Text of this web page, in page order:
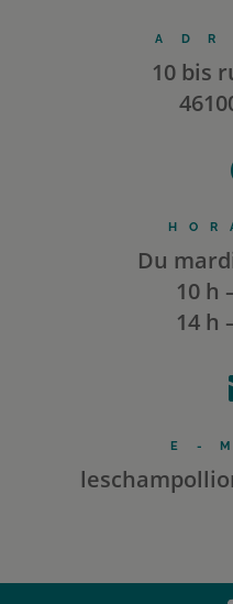
10 bis
Du
10 h
14 h
E-